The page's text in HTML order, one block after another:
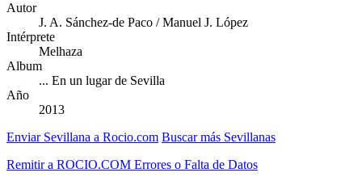
Autor
J. A. Sánchez-de Paco / Manuel J. López
Intérprete
Melhaza
Album
... En un lugar de Sevilla
Año
2013
Enviar Sevillana a Rocio.com Buscar más Sevillanas
Remitir a ROCIO.COM Errores o Falta de Datos